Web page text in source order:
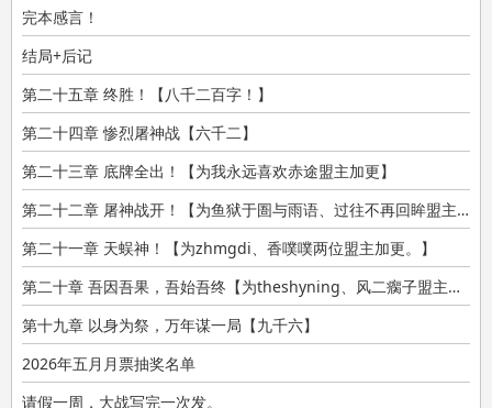
完本感言！
结局+后记
第二十五章 终胜！【八千二百字！】
第二十四章 惨烈屠神战【六千二】
第二十三章 底牌全出！【为我永远喜欢赤途盟主加更】
第二十二章 屠神战开！【为鱼狱于圄与雨语、过往不再回眸盟主加更
第二十一章 天蜈神！【为zhmgdi、香噗噗两位盟主加更。】
第二十章 吾因吾果，吾始吾终【为theshyning、风二瘸子盟主加更
第十九章 以身为祭，万年谋一局【九千六】
2026年五月月票抽奖名单
请假一周，大战写完一次发。